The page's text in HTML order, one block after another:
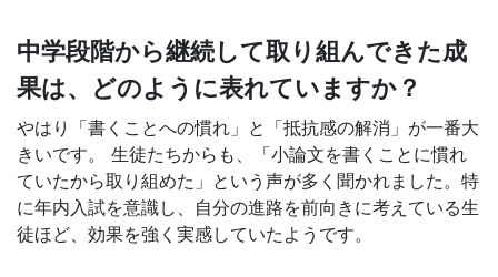
す。
中学段階から継続して取り組んできた成
果は、どのように表れていますか？
やはり「書くことへの慣れ」と「抵抗感の解消」が一番大
きいです。 生徒たちからも、「小論文を書くことに慣れ
ていたから取り組めた」という声が多く聞かれました。特
に年内入試を意識し、自分の進路を前向きに考えている生
徒ほど、効果を強く実感していたようです。